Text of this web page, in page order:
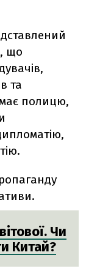
що
та
має полицю,
Чи
Китай?